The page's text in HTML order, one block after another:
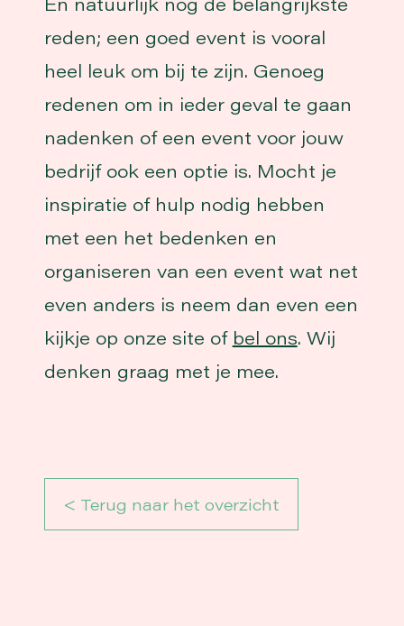
reden; een goed event is vooral
heel leuk om bij te zijn. Genoeg
redenen om in ieder geval te gaan
nadenken of een event voor jouw
bedrijf ook een optie is. Mocht je
inspiratie of hulp nodig hebben
met een het bedenken en
organiseren van een event wat net
even anders is neem dan even een
kijkje op onze site of bel ons. Wij
denken graag met je mee.
< Terug naar het overzicht